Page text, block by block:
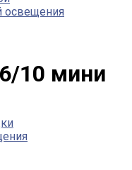
освещения
10 мини